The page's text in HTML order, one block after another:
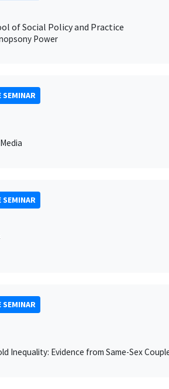
of Social Policy and Practice
Power
SEMINAR
SEMINAR
SEMINAR
Inequality: Evidence from Same-Sex